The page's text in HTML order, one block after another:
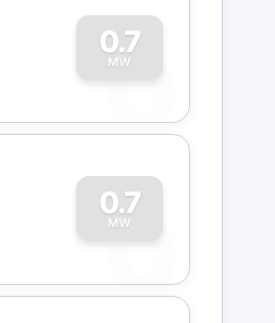
0.7
MW
0
0.7
MW
0